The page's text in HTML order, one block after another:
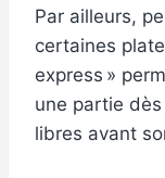
Par ailleurs,
certaines
express »
une partie dès
libres avant